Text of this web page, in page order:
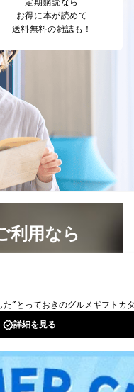
プライバシーポリシ
する利用目的達成の
いては保有個人デ
的であり、下記4.の
きます。
（提携企業）様又は
ますようお願い致し
管理し､あらかじめ
提供することはあり
す。
ために必要がある
ことが困難であると
な育成の推進のため
本人の同意を得るこ
たはその委託を受け
ることに対して協力
ぼすおそれがあると
めに守秘義務を結ん
情報の取扱いを委
定期購読なら
お得に本が読めて
送料無料の雑誌も！
利用なら
放題！
IOS